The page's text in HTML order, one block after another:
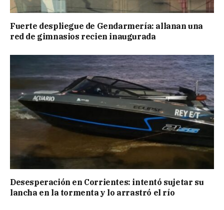
Fuerte despliegue de Gendarmería: allanan una
red de gimnasios recien inaugurada
Desesperación en Corrientes: intentó sujetar su
lancha en la tormenta y lo arrastró el río